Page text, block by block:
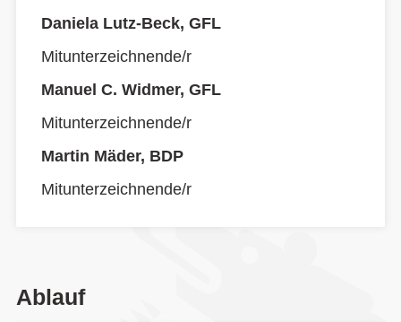
Daniela Lutz-Beck, GFL
Mitunterzeichnende/r
Manuel C. Widmer, GFL
Mitunterzeichnende/r
Martin Mäder, BDP
Mitunterzeichnende/r
Ablauf